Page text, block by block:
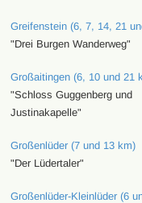
Greifenstein (6, 7, 14, 21
"Drei Burgen Wanderweg"
Großaitingen (6, 10 und 21
"Schloss Guggenberg und
Justinakapelle"
Großenlüder (7 und 13 km)
"Der Lüdertaler"
Großenlüder-Kleinlüder (6